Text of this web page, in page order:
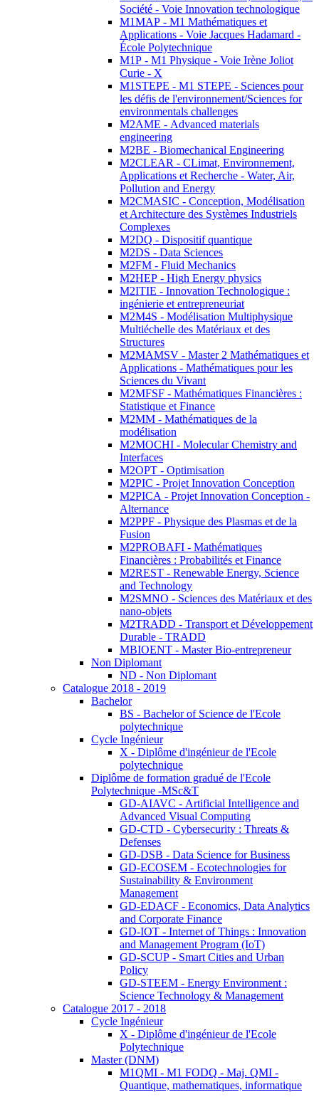
Société - Voie Innovation technologique
M1MAP - M1 Mathématiques et
Applications - Voie Jacques Hadamard -
École Polytechnique
M1P - M1 Physique - Voie Irène Joliot
Curie - X
M1STEPE - M1 STEPE - Sciences pour
les défis de l'environnement/Sciences for
environmentals challenges
M2AME - Advanced materials
engineering
M2BE - Biomechanical Engineering
M2CLEAR - CLimat, Environnement,
Applications et Recherche - Water, Air,
Pollution and Energy
M2CMASIC - Conception, Modélisation
et Architecture des Systèmes Industriels
Complexes
M2DQ - Dispositif quantique
M2DS - Data Sciences
M2FM - Fluid Mechanics
M2HEP - High Energy physics
M2ITIE - Innovation Technologique :
ingénierie et entrepreneuriat
M2M4S - Modélisation Multiphysique
Multiéchelle des Matériaux et des
Structures
M2MAMSV - Master 2 Mathématiques et
Applications - Mathématiques pour les
Sciences du Vivant
M2MFSF - Mathématiques Financières :
Statistique et Finance
M2MM - Mathématiques de la
modélisation
M2MOCHI - Molecular Chemistry and
Interfaces
M2OPT - Optimisation
M2PIC - Projet Innovation Conception
M2PICA - Projet Innovation Conception -
Alternance
M2PPF - Physique des Plasmas et de la
Fusion
M2PROBAFI - Mathématiques
Financières : Probabilités et Finance
M2REST - Renewable Energy, Science
and Technology
M2SMNO - Sciences des Matériaux et des
nano-objets
M2TRADD - Transport et Développement
Durable - TRADD
MBIOENT - Master Bio-entrepreneur
Non Diplomant
ND - Non Diplomant
Catalogue 2018 - 2019
Bachelor
BS - Bachelor of Science de l'Ecole
polytechnique
Cycle Ingénieur
X - Diplôme d'ingénieur de l'Ecole
polytechnique
Diplôme de formation gradué de l'Ecole
Polytechnique -MSc&T
GD-AIAVC - Artificial Intelligence and
Advanced Visual Computing
GD-CTD - Cybersecurity : Threats &
Defenses
GD-DSB - Data Science for Business
GD-ECOSEM - Ecotechnologies for
Sustainability & Environment
Management
GD-EDACF - Economics, Data Analytics
and Corporate Finance
GD-IOT - Internet of Things : Innovation
and Management Program (IoT)
GD-SCUP - Smart Cities and Urban
Policy
GD-STEEM - Energy Environment :
Science Technology & Management
Catalogue 2017 - 2018
Cycle Ingénieur
X - Diplôme d'ingénieur de l'Ecole
Polytechnique
Master (DNM)
M1QMI - M1 FODQ - Maj. QMI -
Quantique, mathematiques, informatique